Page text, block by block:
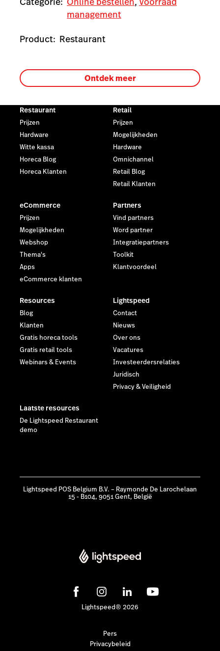
management
Product: Restaurant
Ontdek meer
Restaurant
Prijzen
Hardware
Witte kassa
Horeca Blog
Horeca Klanten
Retail
Prijzen
Mogelijkheden
Hardware
Omnichannel
Retail Blog
Retail Klanten
eCommerce
Prijzen
Mogelijkheden
Webshop
Thema's
Apps
eCommerce klanten
Partners
Vind partners
Word partner
Integratiepartners
Toolkit
Klantvoordeel
Resources
Blog
Klanten
Gratis horeca tools
Gratis retail tools
Webinars & Events
Lightspeed
Contact
Nieuws
Over ons
Vacatures
Investeerdersrelaties
Juridisch
Privacy & Veiligheid
Laatste resources
De Lightspeed Restaurant
demo
Lightspeed POS Belgium B.V. – Raymonde De Larochelaan
15 - B104, 9051 Gent, België
Lightspeed® 2026
Pers
Privacybeleid